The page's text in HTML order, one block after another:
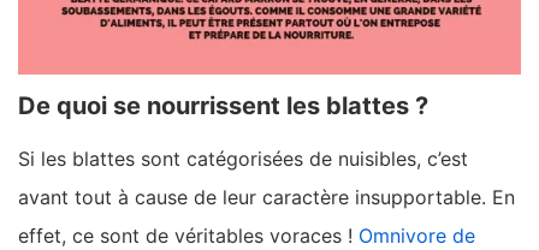
De quoi se nourrissent les blattes ?
Si les blattes sont catégorisées de nuisibles, c’est
avant tout à cause de leur caractère insupportable. En
effet, ce sont de véritables voraces ! Omnivore de